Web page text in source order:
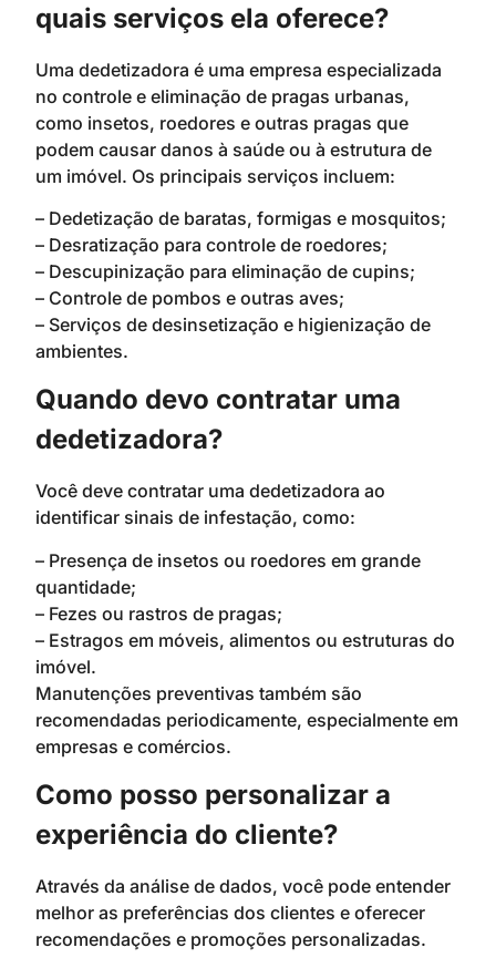
quais serviços ela oferece?
Uma dedetizadora é uma empresa especializada
no controle e eliminação de pragas urbanas,
como insetos, roedores e outras pragas que
podem causar danos à saúde ou à estrutura de
um imóvel. Os principais serviços incluem:
– Dedetização de baratas, formigas e mosquitos;
– Desratização para controle de roedores;
– Descupinização para eliminação de cupins;
– Controle de pombos e outras aves;
– Serviços de desinsetização e higienização de
ambientes.
Quando devo contratar uma
dedetizadora?
Você deve contratar uma dedetizadora ao
identificar sinais de infestação, como:
– Presença de insetos ou roedores em grande
quantidade;
– Fezes ou rastros de pragas;
– Estragos em móveis, alimentos ou estruturas do
imóvel.
Manutenções preventivas também são
recomendadas periodicamente, especialmente em
empresas e comércios.
Como posso personalizar a
experiência do cliente?
Através da análise de dados, você pode entender
melhor as preferências dos clientes e oferecer
recomendações e promoções personalizadas.